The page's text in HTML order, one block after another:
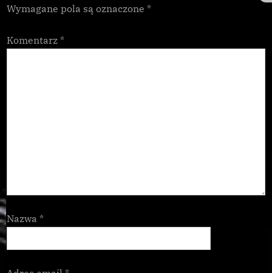
Wymagane pola są oznaczone *
Komentarz *
Nazwa *